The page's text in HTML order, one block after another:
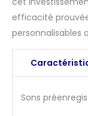
efficacité
personnalisables
Sons